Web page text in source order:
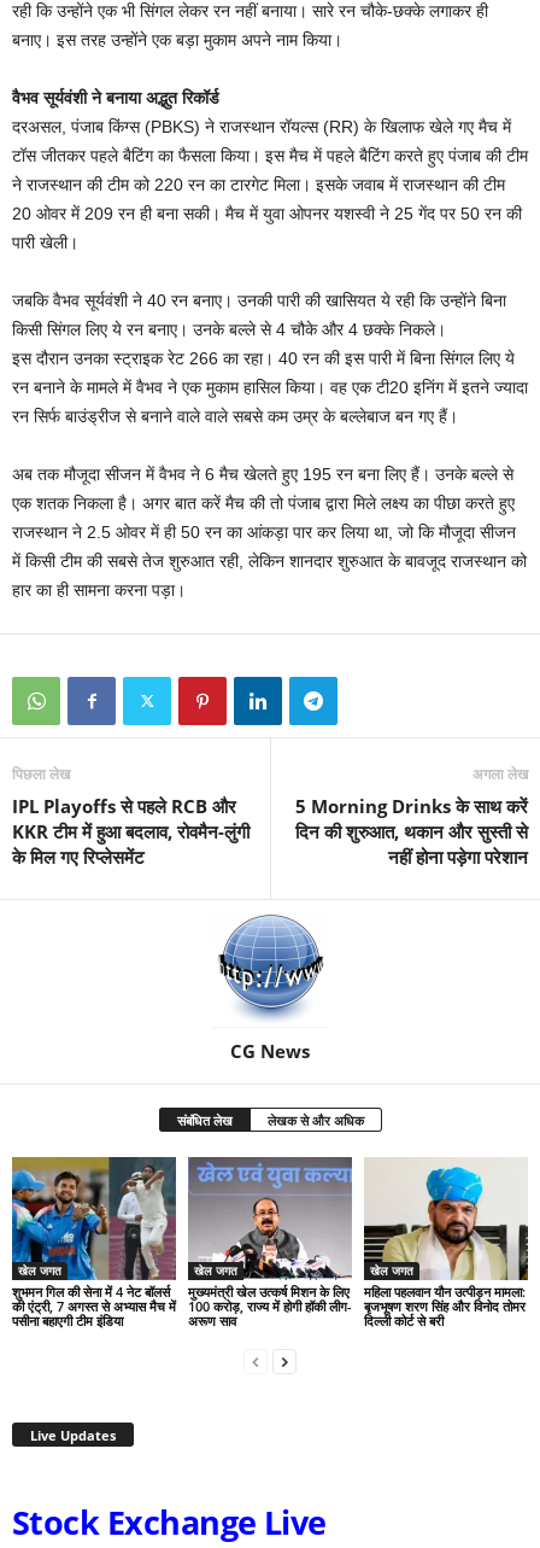
रही कि उन्होंने एक भी सिंगल लेकर रन नहीं बनाया। सारे रन चौके-छक्के लगाकर ही
बनाए। इस तरह उन्होंने एक बड़ा मुकाम अपने नाम किया।
वैभव सूर्यवंशी ने बनाया अद्भुत रिकॉर्ड
दरअसल, पंजाब किंग्स (PBKS) ने राजस्थान रॉयल्स (RR) के खिलाफ खेले गए मैच में
टॉस जीतकर पहले बैटिंग का फैसला किया। इस मैच में पहले बैटिंग करते हुए पंजाब की टीम
ने राजस्थान की टीम को 220 रन का टारगेट मिला। इसके जवाब में राजस्थान की टीम
20 ओवर में 209 रन ही बना सकी। मैच में युवा ओपनर यशस्वी ने 25 गेंद पर 50 रन की
पारी खेली।
जबकि वैभव सूर्यवंशी ने 40 रन बनाए। उनकी पारी की खासियत ये रही कि उन्होंने बिना
किसी सिंगल लिए ये रन बनाए। उनके बल्ले से 4 चौके और 4 छक्के निकले।
इस दौरान उनका स्ट्राइक रेट 266 का रहा। 40 रन की इस पारी में बिना सिंगल लिए ये
रन बनाने के मामले में वैभव ने एक मुकाम हासिल किया। वह एक टी20 इनिंग में इतने ज्यादा
रन सिर्फ बाउंड्रीज से बनाने वाले वाले सबसे कम उम्र के बल्लेबाज बन गए हैं।
अब तक मौजूदा सीजन में वैभव ने 6 मैच खेलते हुए 195 रन बना लिए हैं। उनके बल्ले से
एक शतक निकला है। अगर बात करें मैच की तो पंजाब द्वारा मिले लक्ष्य का पीछा करते हुए
राजस्थान ने 2.5 ओवर में ही 50 रन का आंकड़ा पार कर लिया था, जो कि मौजूदा सीजन
में किसी टीम की सबसे तेज शुरुआत रही, लेकिन शानदार शुरुआत के बावजूद राजस्थान को
हार का ही सामना करना पड़ा।
पिछला लेख
IPL Playoffs से पहले RCB और
KKR टीम में हुआ बदलाव, रोवमैन-लुंगी
के मिल गए रिप्लेसमेंट
अगला लेख
5 Morning Drinks के साथ करें
दिन की शुरुआत, थकान और सुस्ती से
नहीं होना पड़ेगा परेशान
CG News
संबंधित लेख लेखक से और अधिक
खेल जगत
शुभमन गिल की सेना में 4 नेट बॉलर्स
की एंट्री, 7 अगस्त से अभ्यास मैच में
पसीना बहाएगी टीम इंडिया
खेल जगत
मुख्यमंत्री खेल उत्कर्ष मिशन के लिए
100 करोड़, राज्य में होगी हॉकी लीग-
अरूण साव
खेल जगत
महिला पहलवान यौन उत्पीड़न मामला:
बृजभूषण शरण सिंह और विनोद तोमर
दिल्ली कोर्ट से बरी
Live Updates
Stock Exchange Live